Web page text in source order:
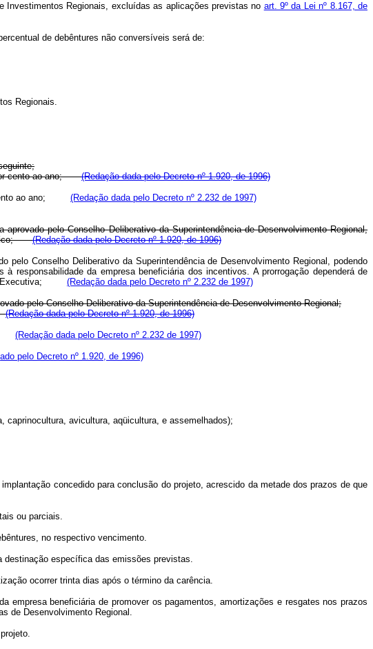
Investimentos Regionais, excluídas as aplicações previstas no art. 9º da Lei nº 8.167, de
de debêntures não conversíveis será de:
Regionais.
por cento ao ano;(Redação dada pelo Decreto nº 1.920, de 1996)
ao ano; (Redação dada pelo Decreto nº 2.232 de 1997)
pelo Conselho Deliberativo da Superintendência de Desenvolvimento Regional,
(Redação dada pelo Decreto nº 1.920, de 1996)
Conselho Deliberativo da Superintendência de Desenvolvimento Regional, podendo
responsabilidade da empresa beneficiária dos incentivos. A prorrogação dependerá de
(Redação dada pelo Decreto nº 2.232 de 1997)
pelo Conselho Deliberativo da Superintendência de Desenvolvimento Regional;
(Redação dada pelo Decreto nº 1.920, de 1996)
(Redação dada pelo Decreto nº 2.232 de 1997)
pelo Decreto nº 1.920, de 1996)
caprinocultura, avicultura, aqüicultura, e assemelhados);
concedido para conclusão do projeto, acrescido da metade dos prazos de que
ou parciais.
no respectivo vencimento.
destinação específica das emissões previstas.
ocorrer trinta dias após o término da carência.
empresa beneficiária de promover os pagamentos, amortizações e resgates nos prazos
de Desenvolvimento Regional.